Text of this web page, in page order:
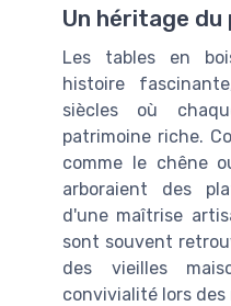
Un héritage du
Les tables en
histoire
siècles où
patrimoine riche.
comme le chêne
arboraient des
d'une maîtrise
sont souvent
des vieilles
convivialité lors